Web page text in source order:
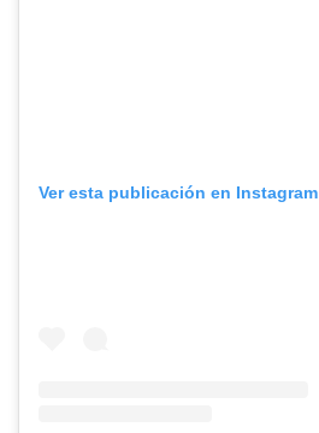
Ver esta publicación en Instagram